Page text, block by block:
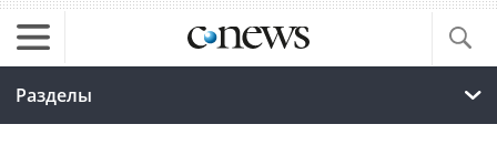
Разделы